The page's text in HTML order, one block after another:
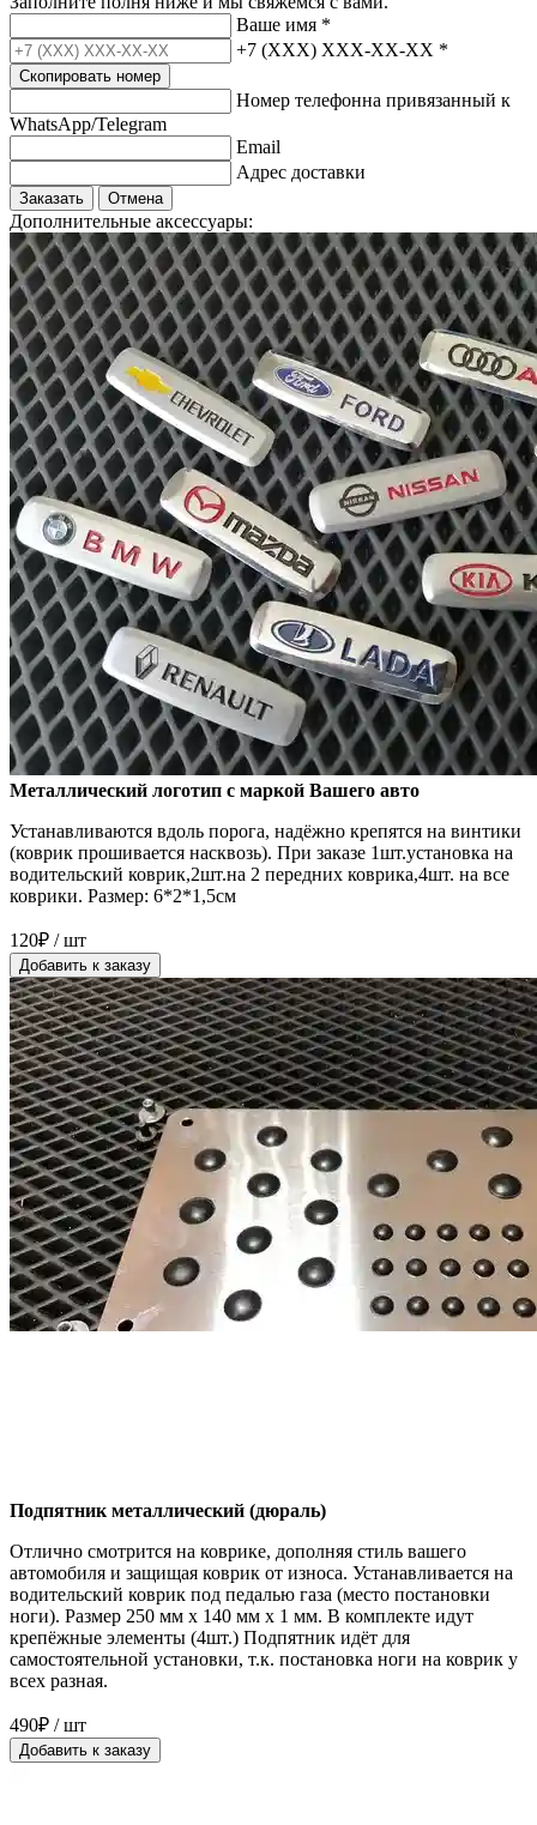
Ваше имя *
+7 (XXX) XXX-XX-XX *
Скопировать номер
Номер телефонна привязанный к
WhatsApp/Telegram
Email
Адрес доставки
Заказать Отмена
Дополнительные аксессуары:
Металлический логотип с маркой Вашего авто
Устанавливаются вдоль порога, надёжно крепятся на винтики
(коврик прошивается насквозь). При заказе 1шт.установка на
водительский коврик,2шт.на 2 передних коврика,4шт. на все
коврики. Размер: 6*2*1,5см
120₽ / шт
Добавить к заказу
Подпятник металлический (дюраль)
Отлично смотрится на коврике, дополняя стиль вашего
автомобиля и защищая коврик от износа. Устанавливается на
водительский коврик под педалью газа (место постановки
ноги). Размер 250 мм x 140 мм x 1 мм. В комплекте идут
крепёжные элементы (4шт.) Подпятник идёт для
самостоятельной установки, т.к. постановка ноги на коврик у
всех разная.
490₽ / шт
Добавить к заказу